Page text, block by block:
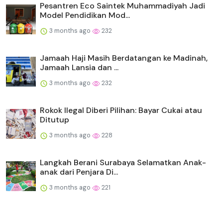
Pesantren Eco Saintek Muhammadiyah Jadi
Model Pendidikan Mod...
3 months ago 232
Jamaah Haji Masih Berdatangan ke Madinah,
Jamaah Lansia dan ...
3 months ago 232
Rokok Ilegal Diberi Pilihan: Bayar Cukai atau
Ditutup
3 months ago 228
Langkah Berani Surabaya Selamatkan Anak-
anak dari Penjara Di...
3 months ago 221